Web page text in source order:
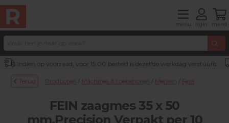
menu login mand
Indien op voorraad, voor 15:00 besteld is dezelfde werkdag verstuurd
Terug Producten / Machines & toebehoren / Merken / Fein
FEIN zaagmes 35 x 50
mm.Precision Verpakt per 10